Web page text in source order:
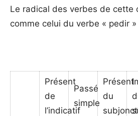
Le radical des verbes de cette
comme celui du verbe « pedir
Présent
de
l’indicatif
Passé
simple
Présent
du